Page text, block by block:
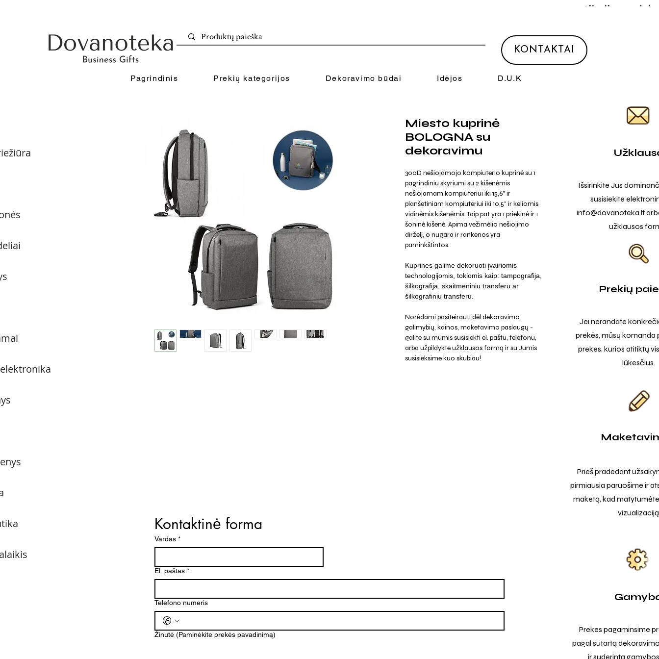
Pagrindinis Prekių kategorijos Dekoravimo būdai Idėjos D.U.K
KONTAKTAI
Miesto kuprinė
BOLOGNA su
dekoravimu
300D nešiojamojo kompiuterio kuprinė su 1
pagrindiniu skyriumi su 2 kišenėmis
nešiojamam kompiuteriui iki 15,6" ir
planšetiniam kompiuteriui iki 10,5" ir keliomis
vidinėmis kišenėmis. Taip pat yra 1 priekinė ir 1
šoninė kišenė. Apima vežimėlio nešiojimo
dirželį, o nugara ir rankenos yra
paminkštintos.
Kuprines galime dekoruoti įvairiomis
technologijomis, tokiomis kaip: tampografija,
šilkografija, skaitmeniniu transferu ar
šilkografiniu transferu.
Norėdami pasiteirauti dėl dekoravimo
galimybių, kainos, maketavimo paslaugų -
galite su mumis susisiekti el. paštu, telefonu,
arba užpildykte užklausos formą ir su Jumis
susisieksime kuo skubiau!
Išsirinkite Jus
susisiekite
info@dovanoteka.lt
užklausos
Prekių
Jei nerandate
prekės, mūsų komanda
prekes, kurios atitiktų
lūkesčius.
Kontaktinė forma
Vardas *
El. paštas *
Telefono numeris
Žinutė (Paminėkite prekės pavadinimą)
Prieš pradedant
pirmiausia paruošime ir
maketą, kad
vizualizaciją
Prekes pagaminsime
pagal sutartą
ir suderintą